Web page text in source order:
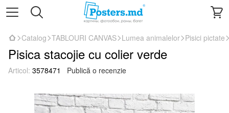
Catalog TABLOURI CANVAS Lumea animalelor Pisici pictate
Pisica stacojie cu colier verde
Articol: 3578471 Publică o recenzie